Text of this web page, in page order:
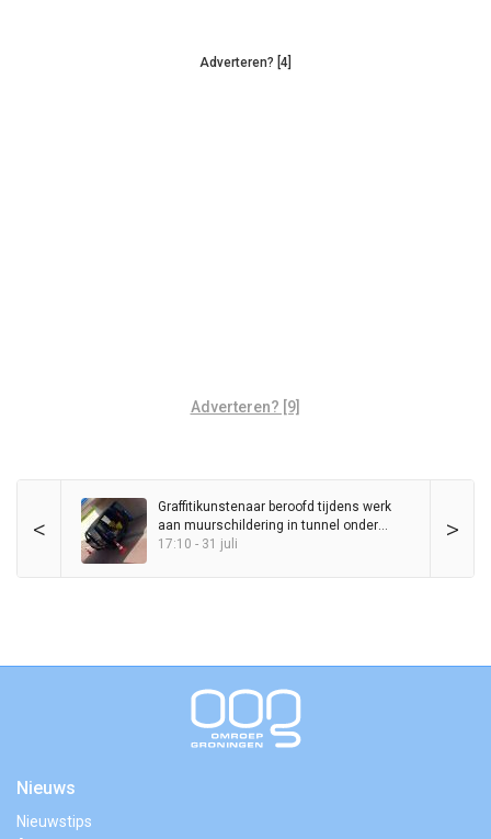
Adverteren? [4]
Adverteren? [9]
< >
Graffitikunstenaar beroofd tijdens werk
aan muurschildering in tunnel onder
Station Haren
17:10 - 31 juli
Nieuws
Nieuwstips